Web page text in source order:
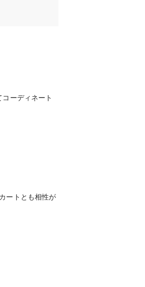
ーディネート
ートとも相性が